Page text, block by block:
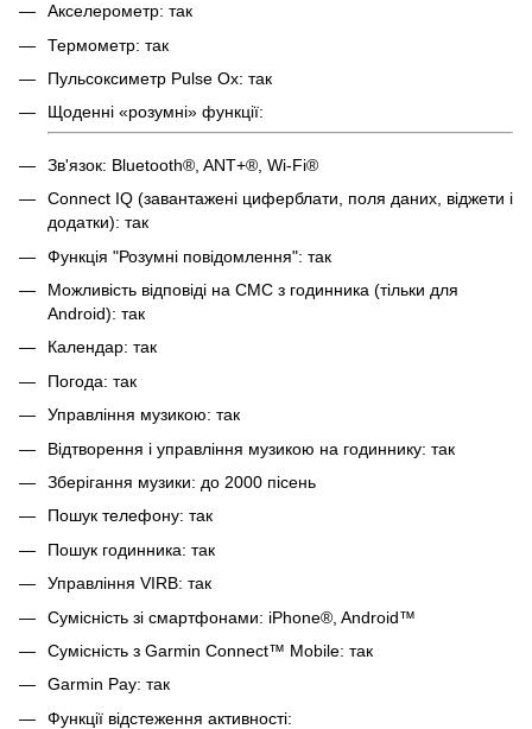
Акселерометр: так
Термометр: так
Пульсоксиметр Pulse Ox: так
Щоденні «розумні» функції:
Зв'язок: Bluetooth®, ANT+®, Wi-Fi®
Connect IQ (завантажені циферблати, поля даних, віджети і
додатки): так
Функція "Розумні повідомлення": так
Можливість відповіді на СМС з годинника (тільки для
Android): так
Календар: так
Погода: так
Управління музикою: так
Відтворення і управління музикою на годиннику: так
Зберігання музики: до 2000 пісень
Пошук телефону: так
Пошук годинника: так
Управління VIRB: так
Сумісність зі смартфонами: iPhone®, Android™
Сумісність з Garmin Connect™ Mobile: так
Garmin Pay: так
Функції відстеження активності: